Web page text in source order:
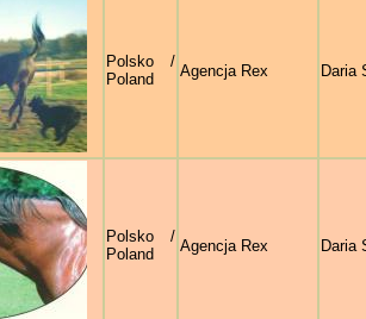
Polsko /
Poland
Agencja Rex Daria
Polsko /
Poland
Agencja Rex Daria